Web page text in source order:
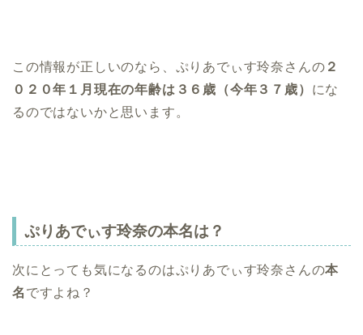
この情報が正しいのなら、ぷりあでぃす玲奈さんの ２
０２０年１月現在の年齢は３６歳（今年３７歳） にな
るのではないかと思います。
ぷりあでぃす玲奈の本名は？
次にとっても気になるのはぷりあでぃす玲奈さんの本
名 ですよね？